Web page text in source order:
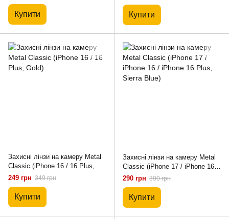
Купити Купити
Захисні лінзи на камеру Metal
Classic (iPhone 16 / 16 Plus,
Gold)
249 грн 349 грн
Купити
Захисні лінзи на камеру Metal
Classic (iPhone 17 / iPhone 16 /
iPhone 16 Plus, Sierra Blue)
290 грн 390 грн
Купити